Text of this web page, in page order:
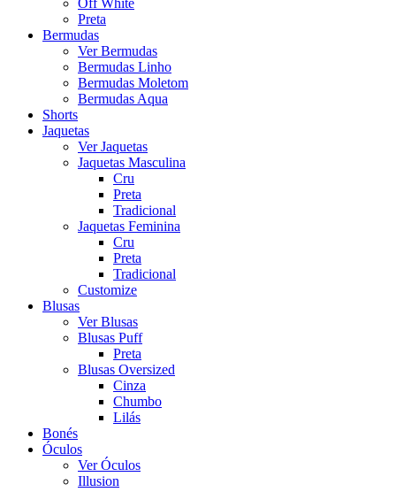
Off White
Preta
Bermudas
Ver Bermudas
Bermudas Linho
Bermudas Moletom
Bermudas Aqua
Shorts
Jaquetas
Ver Jaquetas
Jaquetas Masculina
Cru
Preta
Tradicional
Jaquetas Feminina
Cru
Preta
Tradicional
Customize
Blusas
Ver Blusas
Blusas Puff
Preta
Blusas Oversized
Cinza
Chumbo
Lilás
Bonés
Óculos
Ver Óculos
Illusion